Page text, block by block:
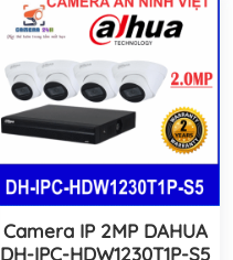
Camera IP 2MP DAHUA
DH-IPC-HDW1230T1P-S5